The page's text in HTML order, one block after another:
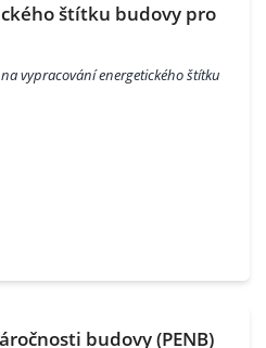
štítku budovy pro
vypracování energetického štítku
budovy (PENB)